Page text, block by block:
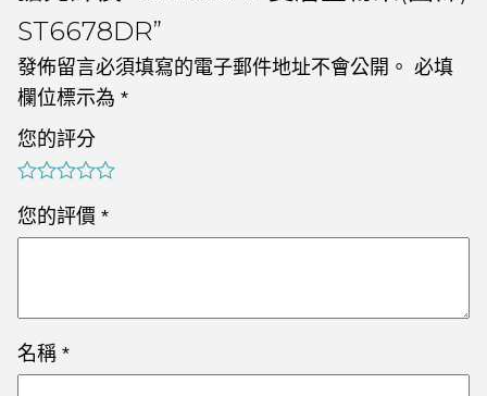
ST6678DR”
發佈留言必須填寫的電子郵件地址不會公開。 必填
欄位標示為 *
您的評分
您的評價 *
名稱 *